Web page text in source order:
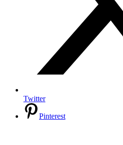
Twitter
Pinterest